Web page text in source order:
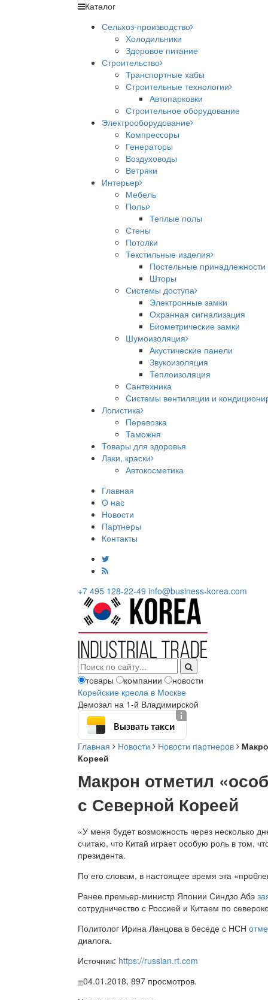
Каталог
Сельхоз-производство
Холодильники
Здоровое питание
Строительство
Транспортные хабы
Строительные технологии
Автопарковки
Строительное оборудование
Электрооборудование
Компрессоры
Генераторы
Воздуховоды
Ветряки
Интерьер
Мебель
Полы
Теплые полы
Стены
Потолки
Текстильные изделия
Постельные принадлежности
Шторы
Системы доступа
Электронные замки
Охранная сигнализация
Биометрические замки
Шумоизоляция
Акустические панели
Звукоизоляция
Теплоизоляция
Сантехника
Системы вентиляции и
Логистика
Перевозка
Таможня
Товары для здоровья
Лаки, краски
Автокосметика
Главная
О нас
Новости
Партнеры
Контакты
+7 495 128-22-49 info@business-korea.com
товары компании
новости
Корейские кресла в Москве
Демозал на 1-й Владимирской
Вызвать такси
Главная Новости Новости партнеров
Кореей
Макрон отметил
с Северной Кореей
«У меня будет возможность через несколько
считаю, что Китай играет особую роль в том,
президента.
По его словам, в настоящее время эта
Ранее премьер-министр Японии Синдзо Абэ
сотрудничество с Россией и Китаем по
Политолог Ирина Ланцова в беседе с НСН
диалога.
Источник: https://russian.rt.com
04.01.2018, 897 просмотров.